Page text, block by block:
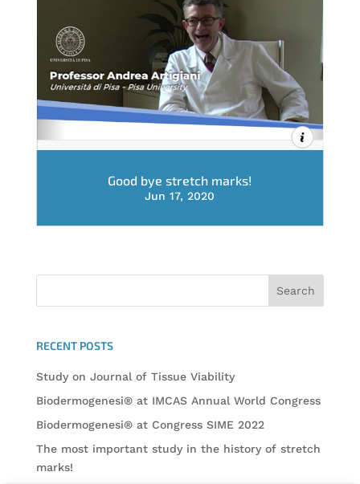
Good bye stretch marks!
Jun 17, 2020
RECENT POSTS
Study on Journal of Tissue Viability
Biodermogenesi® at IMCAS Annual World Congress
Biodermogenesi® at Congress SIME 2022
The most important study in the history of stretch
marks!